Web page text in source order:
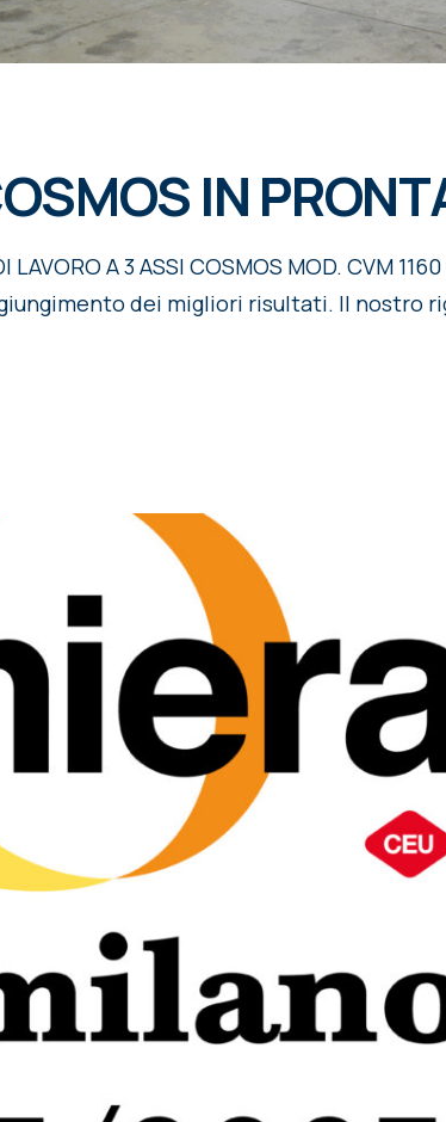
IN
A 3 ASSI COSMOS MOD. CVM
dei migliori risultati. Il nostro